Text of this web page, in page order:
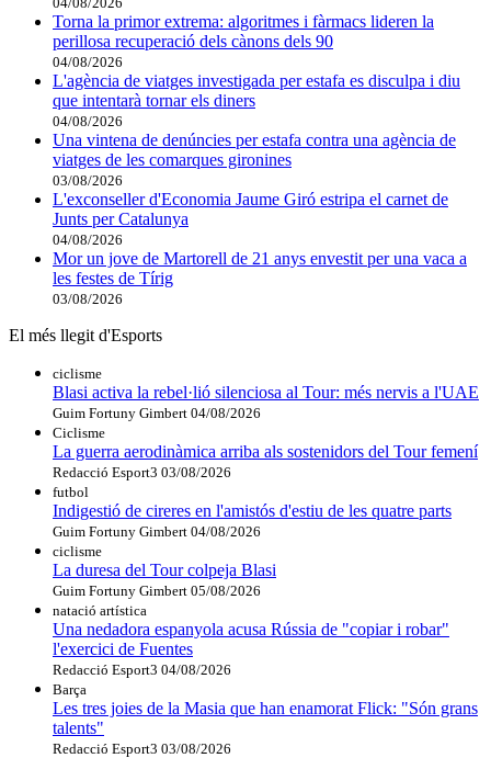
Torna la primor extrema: algoritmes i fàrmacs lideren la
perillosa recuperació dels cànons dels 90
04/08/2026
L'agència de viatges investigada per estafa es disculpa i diu
que intentarà tornar els diners
04/08/2026
Una vintena de denúncies per estafa contra una agència de
viatges de les comarques gironines
03/08/2026
L'exconseller d'Economia Jaume Giró estripa el carnet de
Junts per Catalunya
04/08/2026
Mor un jove de Martorell de 21 anys envestit per una vaca a
les festes de Tírig
03/08/2026
El més llegit d'Esports
ciclisme
Blasi activa la rebel·lió silenciosa al Tour: més nervis a l'UAE
Guim Fortuny Gimbert 04/08/2026
Ciclisme
La guerra aerodinàmica arriba als sostenidors del Tour femení
Redacció Esport3 03/08/2026
futbol
Indigestió de cireres en l'amistós d'estiu de les quatre parts
Guim Fortuny Gimbert 04/08/2026
ciclisme
La duresa del Tour colpeja Blasi
Guim Fortuny Gimbert 05/08/2026
natació artística
Una nedadora espanyola acusa Rússia de "copiar i robar"
l'exercici de Fuentes
Redacció Esport3 04/08/2026
Barça
Les tres joies de la Masia que han enamorat Flick: "Són grans
talents"
Redacció Esport3 03/08/2026